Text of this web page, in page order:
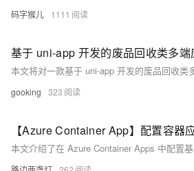
码字猴儿 1111
基于 uni-app 开发的废品回收类多
gooking 323